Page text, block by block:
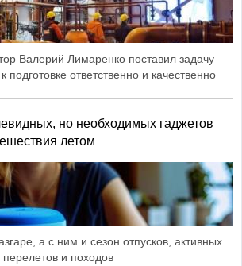
Валерий Лимаренко поставил задачу
подготовке ответственно и качественно
но необходимых гаджетов
летом
а с ним и сезон отпусков, активных
перелетов и походов